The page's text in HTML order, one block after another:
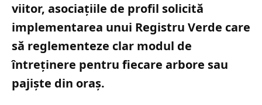
viitor, asociațiile de profil solicită
implementarea unui Registru Verde care
să reglementeze clar modul de
întreținere pentru fiecare arbore sau
pajiște din oraș.